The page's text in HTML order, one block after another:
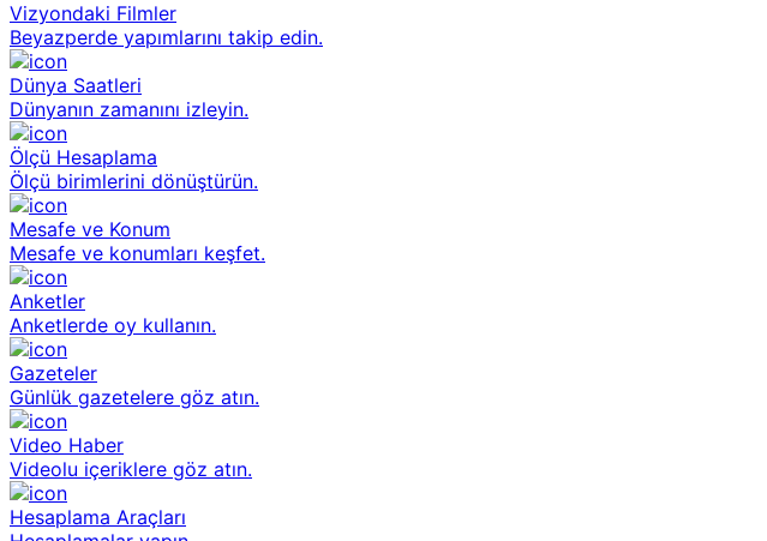
Vizyondaki Filmler
Beyazperde yapımlarını takip edin.
Dünya Saatleri
Dünyanın zamanını izleyin.
Ölçü Hesaplama
Ölçü birimlerini dönüştürün.
Mesafe ve Konum
Mesafe ve konumları keşfet.
Anketler
Anketlerde oy kullanın.
Gazeteler
Günlük gazetelere göz atın.
Video Haber
Videolu içeriklere göz atın.
Hesaplama Araçları